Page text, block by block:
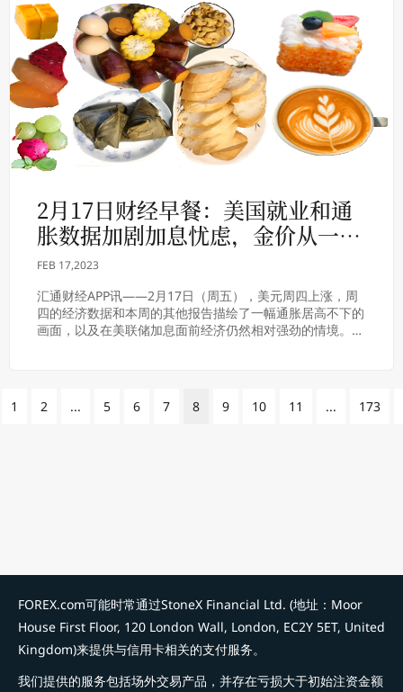
2月17日财经早餐：美国就业和通
胀数据加剧加息忧虑，金价从一个
月低点反弹
FEB 17,2023
汇通财经APP讯——2月17日（周五），美元周四上涨，周
四的经济数据和本周的其他报告描绘了一幅通胀居高不下的
画面，以及在美联储加息面前经济仍然相对强劲的情境。金
1 2 ... 5 6 7 8 9 10 11 ... 173
FOREX.com可能时常通过StoneX Financial Ltd. (地址：Moor
House First Floor, 120 London Wall, London, EC2Y 5ET, United
Kingdom)来提供与信用卡相关的支付服务。
我们提供的服务包括场外交易产品，并存在亏损大于初始注资金额